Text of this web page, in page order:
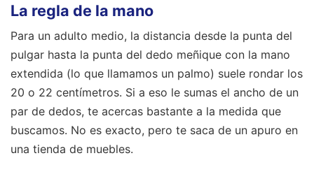
La regla de la mano
Para un adulto medio, la distancia desde la punta del
pulgar hasta la punta del dedo meñique con la mano
extendida (lo que llamamos un palmo) suele rondar los
20 o 22 centímetros. Si a eso le sumas el ancho de un
par de dedos, te acercas bastante a la medida que
buscamos. No es exacto, pero te saca de un apuro en
una tienda de muebles.